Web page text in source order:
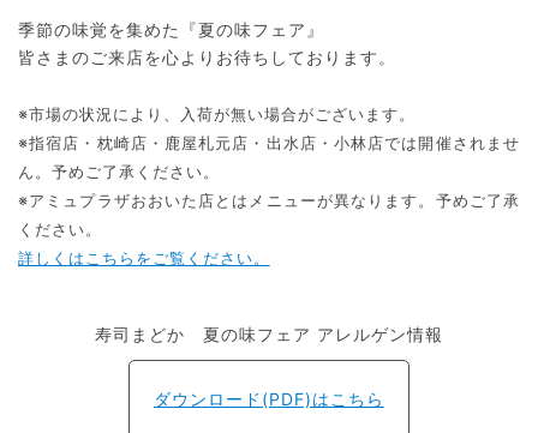
季節の味覚を集めた『夏の味フェア』
皆さまのご来店を心よりお待ちしております。
※市場の状況により、入荷が無い場合がございます。
※指宿店・枕崎店・鹿屋札元店・出水店・小林店では開催されませ
ん。予めご了承ください。
※アミュプラザおおいた店とはメニューが異なります。予めご了承
ください。
詳しくはこちらをご覧ください。
寿司まどか 夏の味フェア アレルゲン情報
ダウンロード(PDF)はこちら